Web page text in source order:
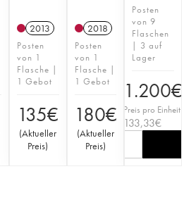
2013
Posten
von 1
Flasche |
1 Gebot
135€
(Aktueller
Preis)
2018
Posten
von 1
Flasche |
1 Gebot
180€
(Aktueller
Preis)
Posten
von 9
Flaschen
| 3 auf
Lager
1.200€
Preis pro Einheit
133,33€